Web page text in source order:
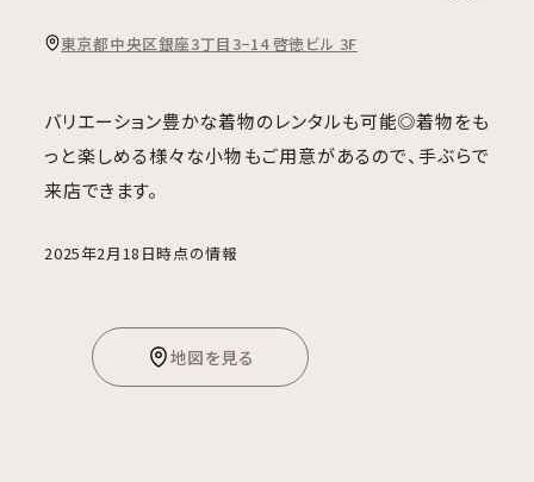
バリエーション豊かな着物のレンタルも可能◎着物をも
っと楽しめる様々な小物もご用意があるので、手ぶらで
来店できます。
2025年2月18日時点の情報
東京都中央区銀座3丁目3−14 啓徳ビル 3F
地図を見る